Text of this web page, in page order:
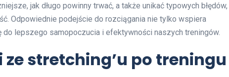
jak długo powinny trwać, a także unikać typowych błędów,
Odpowiednie podejście do rozciągania nie tylko wspiera
lepszego samopoczucia i efektywności naszych treningów.
stretching’u po treningu